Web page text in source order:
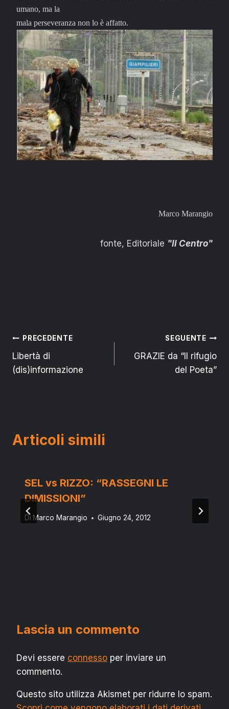
umano, ma la
mala perseveranza non lo è affatto.
Marco Marangio
fonte, Editoriale "Il Centro"
Navigazione
articoli
PRECEDENTE
Libertà di
(dis)informazione
SEGUENTE
GRAZIE da “Il rifugio
del Poeta”
Articoli simili
SEL vs RIZZO: “RASSEGNI LE
DIMISSIONI”
Di Marco Marangio Giugno 24, 2012
Lascia un commento
Devi essere connesso per inviare un
commento.
Questo sito utilizza Akismet per ridurre lo spam.